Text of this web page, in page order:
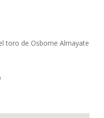
toro de Osborne Almayate